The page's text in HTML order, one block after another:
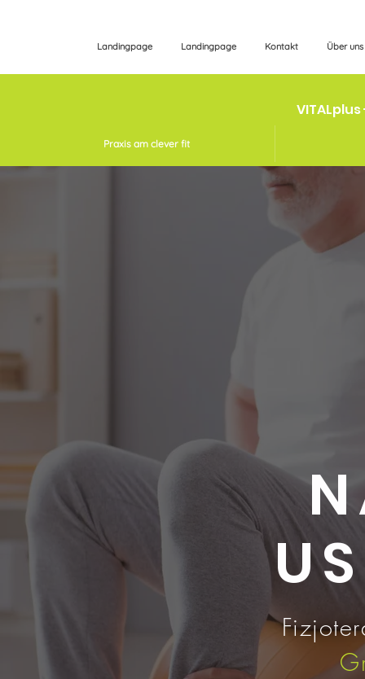
Landingpage Landingpage Kontakt Über uns
Praxis am clever fit